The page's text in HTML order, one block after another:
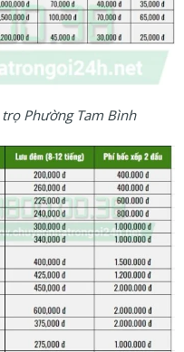
Phường Tam Bình